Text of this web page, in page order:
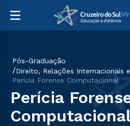
Pós-Graduação
Direito, Relações Internacionais
Perícia Forense Computacional
Perícia